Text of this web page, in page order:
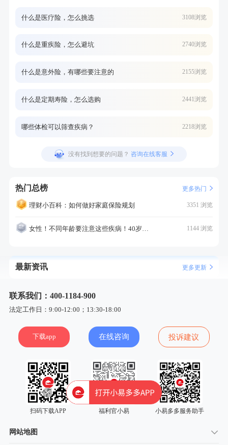
什么是医疗险，怎么挑选 3108浏览
什么是重疾险，怎么避坑 2740浏览
什么是意外险，有哪些要注意的 2155浏览
什么是定期寿险，怎么选购 2441浏览
哪些体检可以筛查疾病？ 2218浏览
没有找到想要的问题？ 咨询在线客服
热门总榜 更多热门
理财小百科：如何做好家庭保险规划 3351 浏览
女性！不同年龄要注意这些疾病！40岁的这个疾病最需要注意！ 1144 浏览
最新资讯 更多更新
联系我们：400-1184-900
法定工作日：9:00-12:00；13:30-18:00
下载app 在线咨询 投诉建议
扫码下载APP 福利官小易 小易多多服务助手
网站地图